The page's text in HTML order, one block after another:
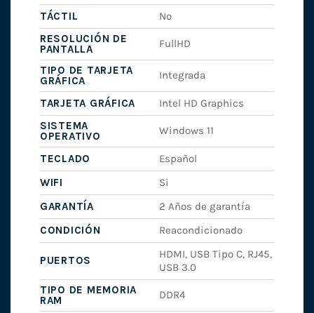
TÁCTIL
No
RESOLUCIÓN DE
PANTALLA
FullHD
TIPO DE TARJETA
GRÁFICA
Integrada
TARJETA GRÁFICA
Intel HD Graphics
SISTEMA
OPERATIVO
Windows 11
TECLADO
Español
WIFI
Si
GARANTÍA
2 Años de garantía
CONDICIÓN
Reacondicionado
PUERTOS
HDMI, USB Tipo C, RJ45,
USB 3.0
TIPO DE MEMORIA
RAM
DDR4